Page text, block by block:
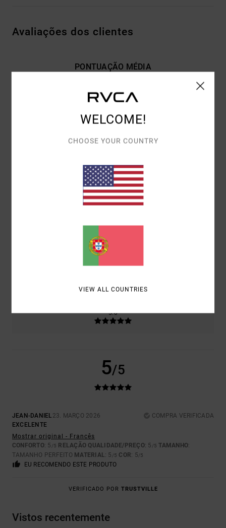
Avaliações dos clientes
PONTUAÇÃO MÉDIA
5.0 /5
100% DOS NOSSOS CLIENTES RECOMENDAM ESTE
CONFORTO
5.0
5.0
5/5
JEAN-DANIEL 23. MARÇO 2026
COMPRA VERIFICADA
EXCELENTE
Mostrar original - Francês
CONFORTO: 5 /5 RELAÇÃO QUALIDADE/PREÇO: 5 /5 TAMANHO:
TAMANHO PERFEITO MATERIAL: 5 /5 COR: 5/5
EU RECOMENDO ESTE PRODUTO
VERIFICADO POR TRUSTVILLE
Vistos recentemente
WELCOME!
CHOOSE YOUR COUNTRY
VIEW ALL COUNTRIES